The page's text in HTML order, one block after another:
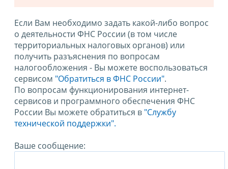
Если Вам необходимо задать какой-либо вопрос
о деятельности ФНС России (в том числе
территориальных налоговых органов) или
получить разъяснения по вопросам
налогообложения - Вы можете воспользоваться
сервисом "Обратиться в ФНС России".
По вопросам функционирования интернет-
сервисов и программного обеспечения ФНС
России Вы можете обратиться в "Службу
технической поддержки".
Ваше сообщение: